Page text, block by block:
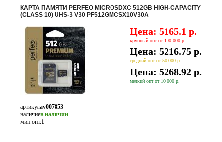
КАРТА ПАМЯТИ PERFEO MICROSDXC 512GB HIGH-CAPACITY
(CLASS 10) UHS-3 V30 PF512GMCSX10V30A
Цена: 5165.1 р.
крупный опт от 100 000 р.
Цена: 5216.75 р.
средний опт от 50 000 р.
Цена: 5268.92 р.
мелкий опт от 10 000 р.
артикулav007853
наличиев наличии
мин опт.1